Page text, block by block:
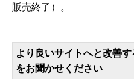
販売終了）。
より良いサイトへと改善
をお聞かせください